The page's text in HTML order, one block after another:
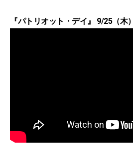
『パトリオット・デイ』 9/25（木